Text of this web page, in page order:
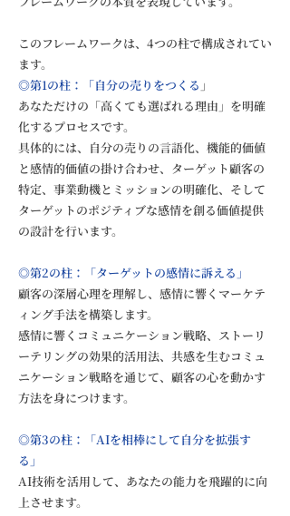
このフレームワークは、4つの柱で構成されてい
ます。
◎第1の柱：「自分の売りをつくる 」
あなただけの「高くても選ばれる理由」を明確
化するプロセスです。
具体的には、自分の売りの言語化、機能的価値
と感情的価値の掛け合わせ、ターゲット顧客の
特定、事業動機とミッションの明確化、そして
ターゲットのポジティブな感情を創る価値提供
の設計を行います。
◎第2の柱：「ターゲットの感情に訴える」
顧客の深層心理を理解し、感情に響くマーケテ
ィング手法を構築します。
感情に響くコミュニケーション戦略、ストーリ
ーテリングの効果的活用法、共感を生むコミュ
ニケーション戦略を通じて、顧客の心を動かす
方法を身につけます。
◎第3の柱：「AIを相棒にして自分を拡張す
る」
AI技術を活用して、あなたの能力を飛躍的に向
上させます。